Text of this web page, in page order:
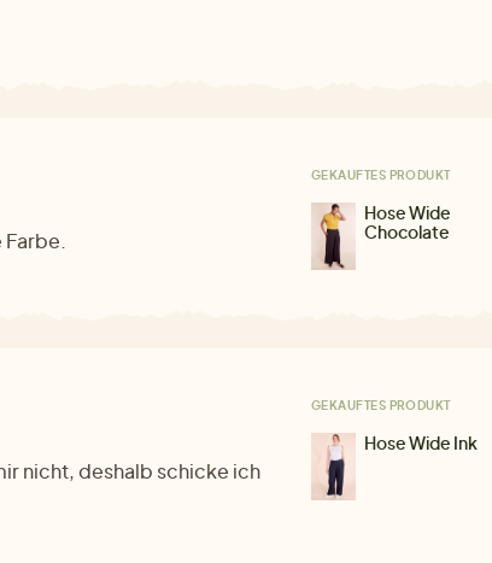
GEKAUFTES PRODUKT
Hose Wide
Chocolate
nicht, deshalb schicke ich
GEKAUFTES PRODUKT
Hose Wide Ink